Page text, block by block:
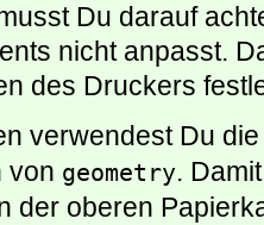
Du darauf
nicht anpasst.
des Druckers
verwendest Du
von geometry.
der oberen